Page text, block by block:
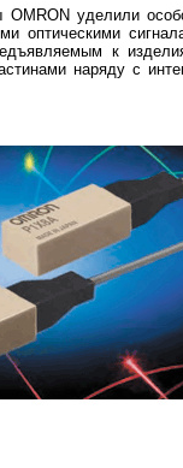
уделили
оптическими
к
наряду с